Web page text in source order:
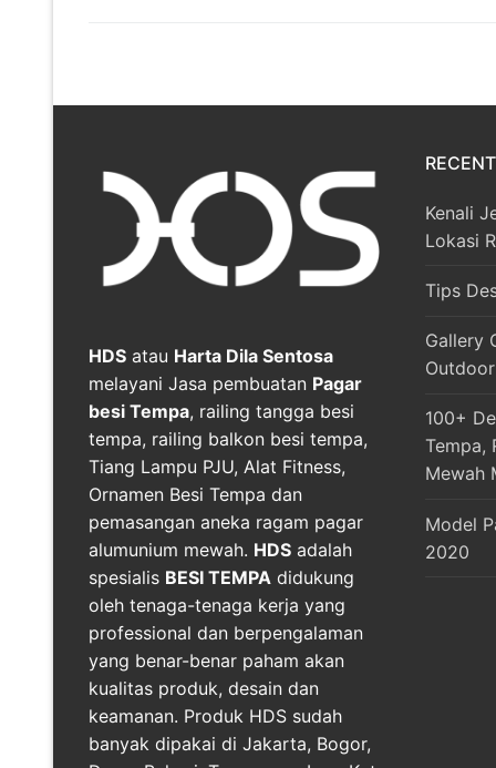
HDS atau Harta Dila Sentosa
melayani Jasa pembuatan Pagar
besi Tempa, railing tangga besi
tempa, railing balkon besi tempa,
Tiang Lampu PJU, Alat Fitness,
Ornamen Besi Tempa dan
pemasangan aneka ragam pagar
alumunium mewah. HDS adalah
spesialis BESI TEMPA didukung
oleh tenaga-tenaga kerja yang
professional dan berpengalaman
yang benar-benar paham akan
kualitas produk, desain dan
keamanan. Produk HDS sudah
banyak dipakai di Jakarta, Bogor,
Kenali
Lokasi
Tips
Gallery
Outdoor
100+
Tempa,
Mewah
Model
2020